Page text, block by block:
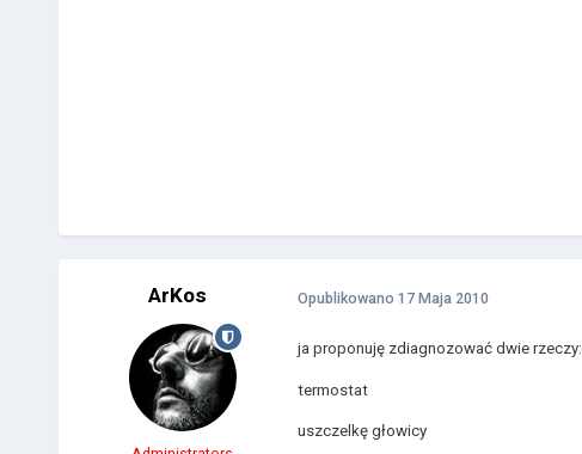
ArKos Opublikowano 17 Maja 2010
ja proponuję zdiagnozować dwie rzeczy:
termostat
uszczelkę głowicy